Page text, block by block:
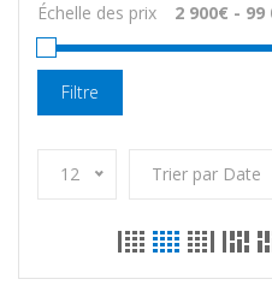
Échelle des prix
Filtre
12 Trier par Date